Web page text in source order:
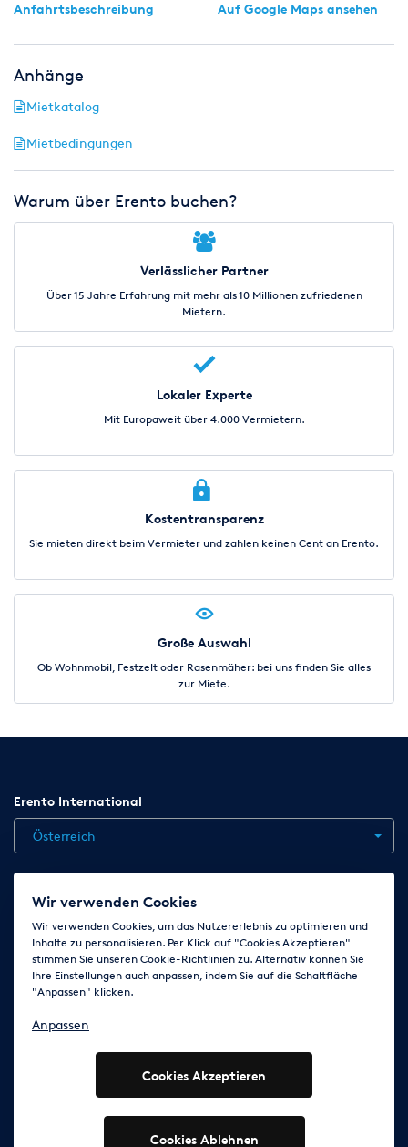
Anfahrtsbeschreibung Auf Google Maps ansehen
Anhänge
Mietkatalog
Mietbedingungen
Warum über Erento buchen?
Verlässlicher Partner
Über 15 Jahre Erfahrung mit mehr als 10 Millionen zufriedenen
Mietern.
Lokaler Experte
Mit Europaweit über 4.000 Vermietern.
Kostentransparenz
Sie mieten direkt beim Vermieter und zahlen keinen Cent an Erento.
Große Auswahl
Ob Wohnmobil, Festzelt oder Rasenmäher: bei uns finden Sie alles
zur Miete.
Erento International
Österreich
Jobs Kontakt News
AGB
Impressum Cookie-Einstellungen ändern
Folge uns auf
© 2003 - 2026 Erento Campanda GmbH - Alle Rechte
vorbehalten
Ausgewiesene Marken gehören den jeweiligen Eigentümern.
Wir verwenden Cookies
Wir verwenden Cookies, um das Nutzererlebnis zu optimieren und
Inhalte zu personalisieren. Per Klick auf "Cookies Akzeptieren"
stimmen Sie unseren Cookie-Richtlinien zu. Alternativ können Sie
Ihre Einstellungen auch anpassen, indem Sie auf die Schaltfläche
"Anpassen" klicken.
Anpassen
Cookies Akzeptieren
Cookies Ablehnen